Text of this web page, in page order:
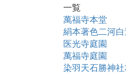
一覧
萬福寺本堂
絹本著色二河
医光寺庭園
萬福寺庭園
染羽天石勝神